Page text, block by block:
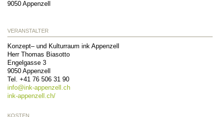
9050 Appenzell
VERANSTALTER
Konzept– und Kulturraum ink Appenzell
Herr Thomas Biasotto
Engelgasse 3
9050 Appenzell
Tel. +41 76 506 31 90
info@ink-appenzell.ch
ink-appenzell.ch/
KOSTEN